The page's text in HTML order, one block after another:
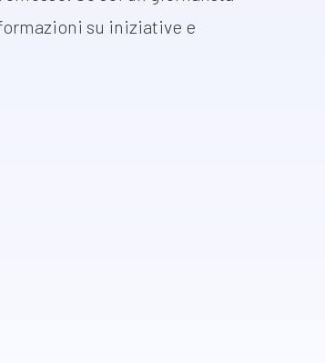
su iniziative e